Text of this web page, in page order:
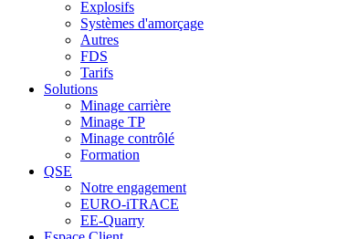
Explosifs
Systèmes d'amorçage
Autres
FDS
Tarifs
Solutions
Minage carrière
Minage TP
Minage contrôlé
Formation
QSE
Notre engagement
EURO-iTRACE
EE-Quarry